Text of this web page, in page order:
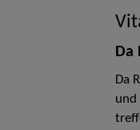
Da
Da
und